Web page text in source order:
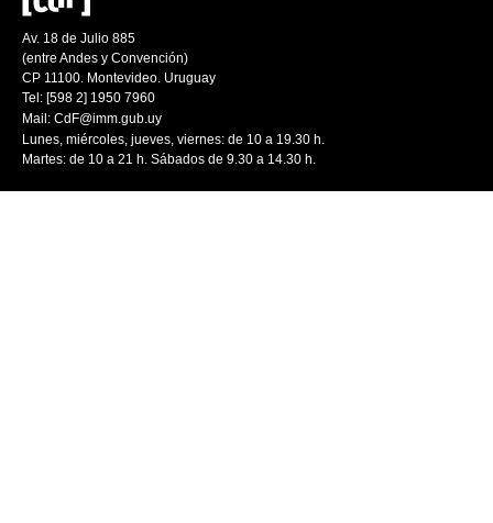
Av. 18 de Julio 885
(entre Andes y Convención)
CP 11100. Montevideo. Uruguay
Tel: [598 2] 1950 7960
Mail: CdF@imm.gub.uy
Lunes, miércoles, jueves, viernes: de 10 a 19.30 h.
Martes: de 10 a 21 h. Sábados de 9.30 a 14.30 h.